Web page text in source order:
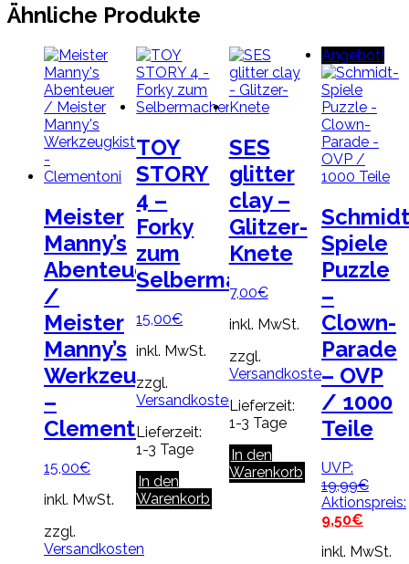
Ähnliche Produkte
Meister
Manny’s
Abenteuer
/
Meister
Manny’s
Werkzeugkiste
–
Clementoni
15,00€
inkl. MwSt.
zzgl.
Versandkosten
TOY
STORY
4 –
Forky
zum
Selbermachen
15,00€
inkl. MwSt.
zzgl.
Versandkosten
Lieferzeit:
1-3 Tage
In den
Warenkorb
SES
glitter
clay –
Glitzer-
Knete
7,00€
inkl. MwSt.
zzgl.
Versandkosten
Lieferzeit:
1-3 Tage
In den
Warenkorb
Angebot!
Spiele
Puzzle
–
Clown-
Parade
– OVP
/ 1000
Teile
UVP:
19,99€
Preis
Aktionspreis:
9,50€
ist:
inkl. MwSt.